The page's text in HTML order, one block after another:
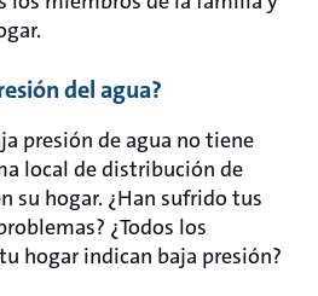
del agua?
presión de agua no tiene
local de distribución de
su hogar. ¿Han sufrido tus
¿Todos los
hogar indican baja presión?